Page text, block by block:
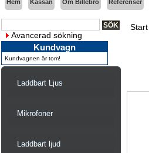
Hem Kassan Om Billebro Referenser
Avancerad sökning
Kundvagn
Kundvagnen är tom!
Laddbart Ljus
Mikrofoner
Laddbart ljud
Start